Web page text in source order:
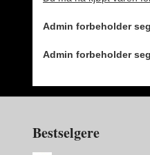
Admin forbeholder
Admin forbeholder
Bestselgere